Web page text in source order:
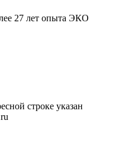
27 лет опыта ЭКО
строке указан